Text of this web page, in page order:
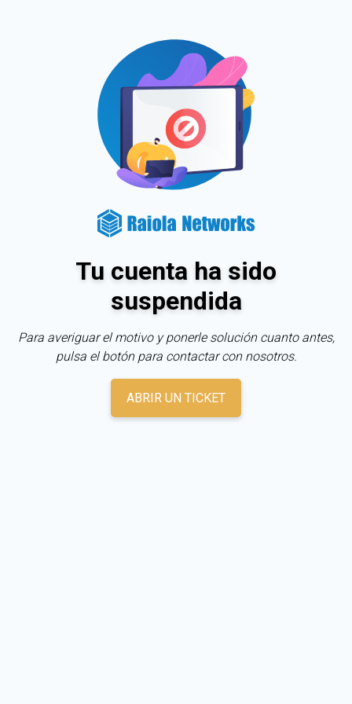
Tu cuenta ha sido
suspendida
Para averiguar el motivo y ponerle solución cuanto antes,
pulsa el botón para contactar con nosotros.
ABRIR UN TICKET